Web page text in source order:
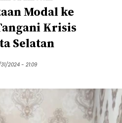
Modal ke
Krisis
Selatan
31/2024 - 21:09